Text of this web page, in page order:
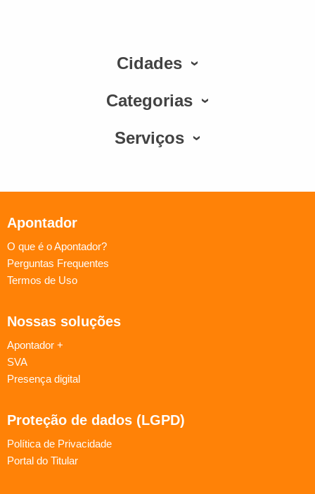
Cidades
Categorias
Serviços
Apontador
O que é o Apontador?
Perguntas Frequentes
Termos de Uso
Nossas soluções
Apontador +
SVA
Presença digital
Proteção de dados (LGPD)
Política de Privacidade
Portal do Titular